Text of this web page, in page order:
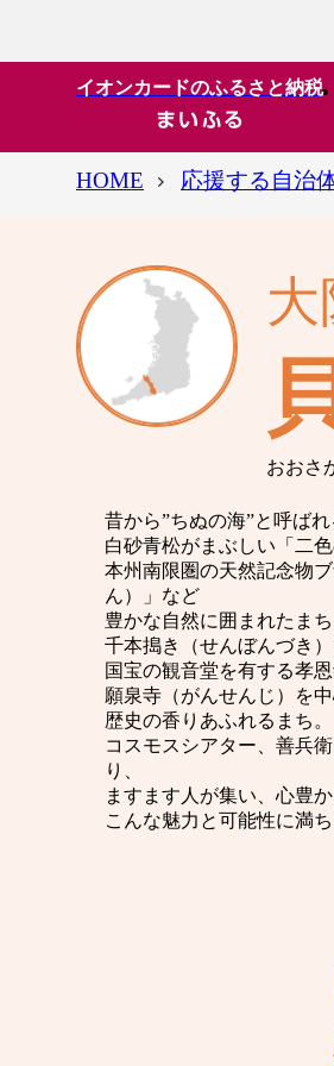
イオンカードのふるさと納税
HOME
応援する自治
大
おおさ
昔から”ちぬの海”と呼ば
白砂青松がまぶしい「二
本州南限圏の天然記念物
ん）」など
豊かな自然に囲まれたまち
千本搗き（せんぼんづき
国宝の観音堂を有する孝
願泉寺（がんせんじ）を
歴史の香りあふれるまち。
コスモスシアター、善兵
り、
ますます人が集い、心豊
こんな魅力と可能性に満